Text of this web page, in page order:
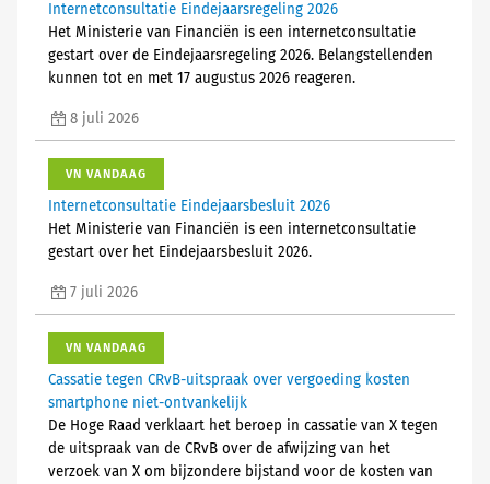
Internetconsultatie Eindejaarsregeling 2026
Het Ministerie van Financiën is een internetconsultatie
gestart over de Eindejaarsregeling 2026. Belangstellenden
kunnen tot en met 17 augustus 2026 reageren.
8 juli 2026
VN VANDAAG
Internetconsultatie Eindejaarsbesluit 2026
Het Ministerie van Financiën is een internetconsultatie
gestart over het Eindejaarsbesluit 2026.
7 juli 2026
VN VANDAAG
Cassatie tegen CRvB-uitspraak over vergoeding kosten
smartphone niet-ontvankelijk
De Hoge Raad verklaart het beroep in cassatie van X tegen
de uitspraak van de CRvB over de afwijzing van het
verzoek van X om bijzondere bijstand voor de kosten van